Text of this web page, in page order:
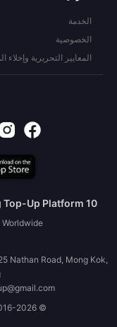
الخدمة
الخصوصية
المعايير التحريرية وإخلاء
10 Years Trusted Game & Live Streaming Top-Up Platform
Nathan Road, Mong Kok,
© 2016-2026 BitTopup. All Rights Reserved.